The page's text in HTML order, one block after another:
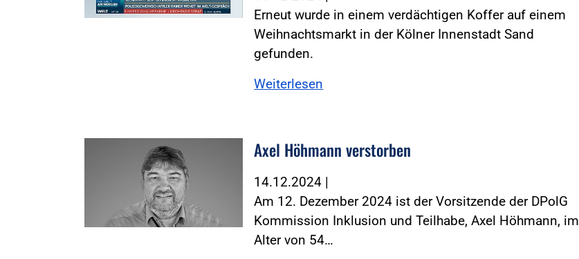
Erneut wurde in einem verdächtigen Koffer auf einem
Weihnachtsmarkt in der Kölner Innenstadt Sand
gefunden.
Weiterlesen
Axel Höhmann verstorben
14.12.2024 |
Am 12. Dezember 2024 ist der Vorsitzende der DPolG
Kommission Inklusion und Teilhabe, Axel Höhmann, im
Alter von 54…